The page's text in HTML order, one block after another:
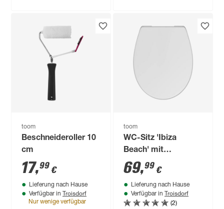
toom
Beschneideroller 10
cm
17,99 €
Lieferung nach Hause
Verfügbar in Troisdorf
Nur wenige verfügbar
toom
WC-Sitz 'Ibiza
Beach' mit
Absenkautomatik
weiß Duroplast
69,99 €
Lieferung nach Hause
Verfügbar in Troisdorf
(2)